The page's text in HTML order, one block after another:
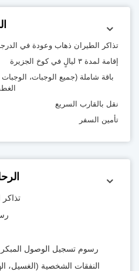
الطيران ذهاب وعودة في الدرجة
٣ ليالٍ في كوخ الجزيرة
شاملة (جميع الوجبات، الوجبات
الغطس/
بالقارب السريع
السفر
الرحلة
تذاكر
رسوم
رسوم تسجيل الوصول المبكر وتسجيل
النفقات الشخصية (الغسيل، الهاتف،